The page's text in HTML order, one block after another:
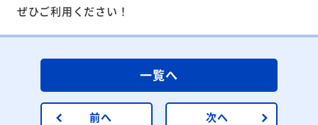
ぜひご利用ください！
前へ
一覧へ
次へ